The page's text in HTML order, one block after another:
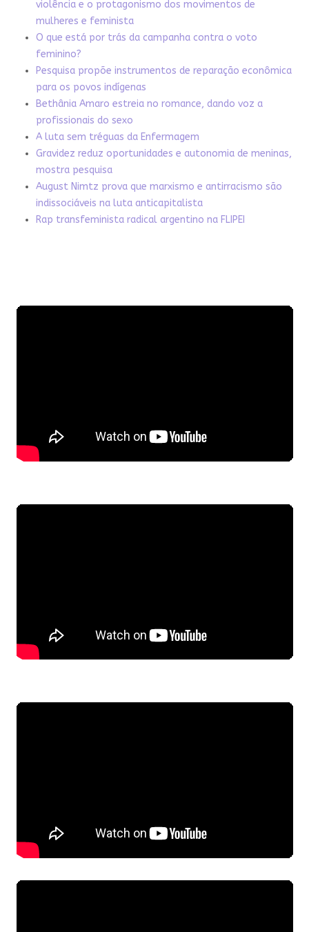
violência e o protagonismo dos movimentos de
mulheres e feminista
O que está por trás da campanha contra o voto
feminino?
Pesquisa propõe instrumentos de reparação econômica
para os povos indígenas
Bethânia Amaro estreia no romance, dando voz a
profissionais do sexo
A luta sem tréguas da Enfermagem
Gravidez reduz oportunidades e autonomia de meninas,
mostra pesquisa
August Nimtz prova que marxismo e antirracismo são
indissociáveis na luta anticapitalista
Rap transfeminista radical argentino na FLIPEI